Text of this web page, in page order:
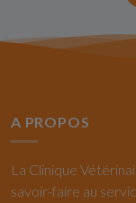
A PROPOS
La Clinique
savoir-faire au